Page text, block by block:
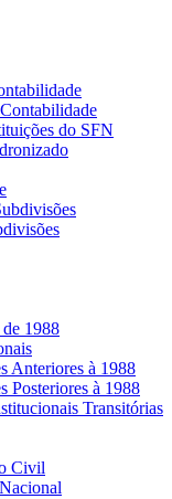
do SFN
1988
Anteriores à 1988
Posteriores à 1988
Transitórias
Civil